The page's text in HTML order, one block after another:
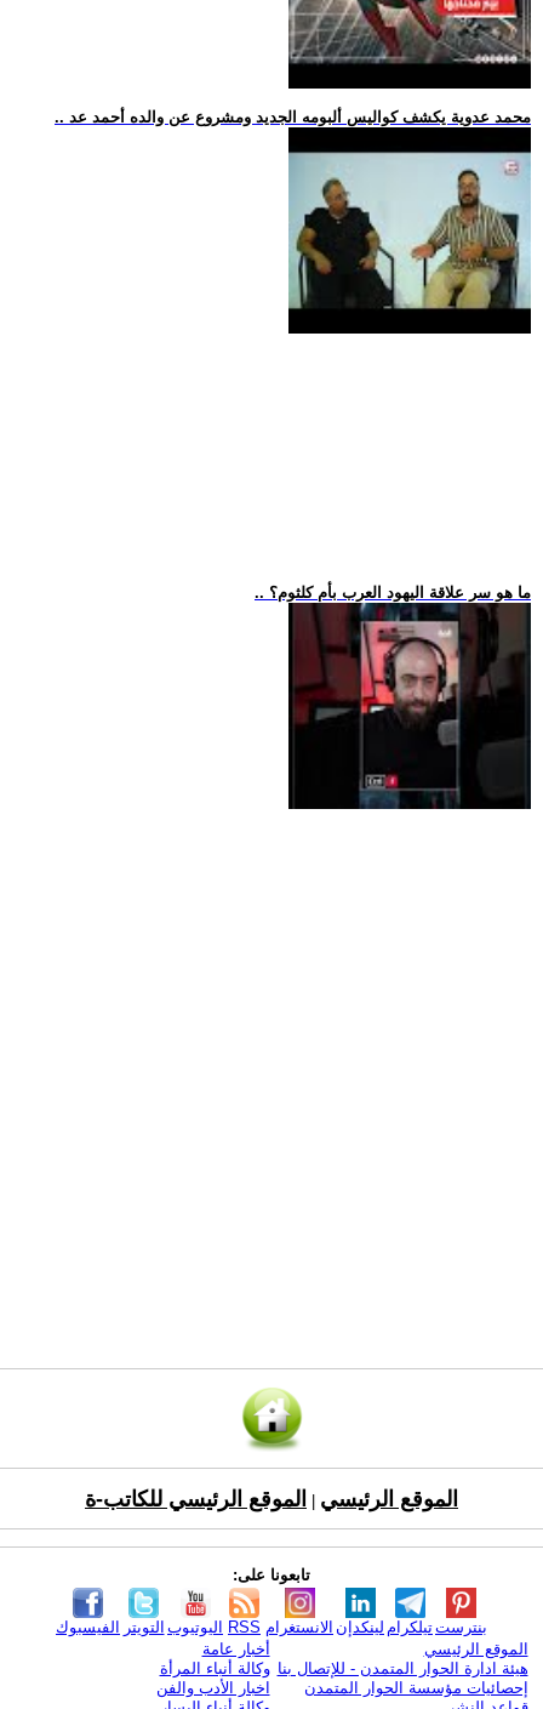
.. محمد عدوية يكشف كواليس ألبومه الجديد ومشروع عن والده أحمد عد
.. ما هو سر علاقة اليهود العرب بأم كلثوم؟
الموقع الرئيسي الموقع الرئيسي للكاتب-ة
تابعونا على:
الفيسبوك التويتر اليوتيوب RSS الانستغرام لينكدإن تيلكرامبنترست
الموقع الرئيسي
هيئة ادارة الحوار المتمدن - للإتصال بنا
إحصائيات مؤسسة الحوار المتمدن
أخبار عامة
وكالة أنباء المرأة
اخبار الأدب والفن